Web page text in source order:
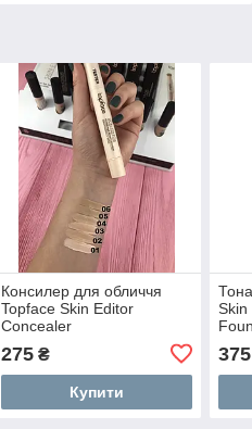
Консилер для обличчя
Topface Skin Editor
Concealer
275₴
Купити
Skin
375